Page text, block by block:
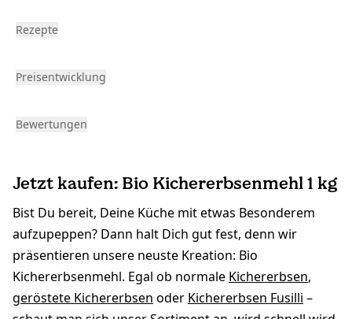
Rezepte
Preisentwicklung
Bewertungen
Jetzt kaufen: Bio Kichererbsenmehl 1 kg
Bist Du bereit, Deine Küche mit etwas Besonderem
aufzupeppen? Dann halt Dich gut fest, denn wir
präsentieren unsere neuste Kreation: Bio
Kichererbsenmehl. Egal ob normale Kichererbsen,
geröstete Kichererbsen oder Kichererbsen Fusilli –